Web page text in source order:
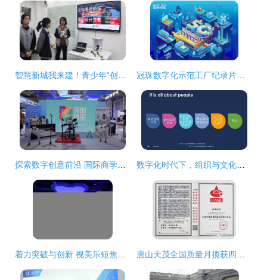
智慧新城我来建！青少年“创意季”诞生了这么多精彩方案 冠珠数字化示范工厂纪录片引爆全网 “为美好做更好”赋予中国智造时代新使命
探索数字创意前沿 国际商学院师生赴深圳文博会开展专业研学活动 数字化时代下，组织与文化如何快起来 数字文化创意内容的应用服务
着力突破与创新 视美乐短焦类工程投影机的市场裂变与数字文化创意内容应用服务 唐山天茂全国质量月揽获四项殊荣 数字文化创意赋能质量发展新篇章